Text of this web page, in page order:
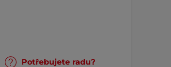
Potřebujete radu?